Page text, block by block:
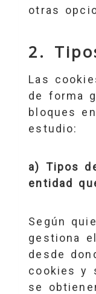
otras
2.
Las
de forma
bloques
estudio:
a) Tipos
entidad
Según
gestiona
desde
cookies y
se